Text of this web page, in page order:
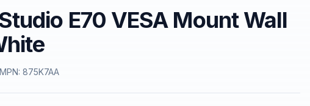
E70 VESA Mount Wall
MPN: 875K7AA